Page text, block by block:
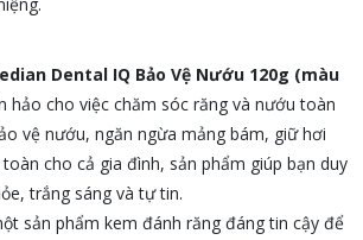
Dental IQ Bảo Vệ Nướu 120g (màu
hảo cho việc chăm sóc răng và nướu toàn
vệ nướu, ngăn ngừa mảng bám, giữ hơi
cho cả gia đình, sản phẩm giúp bạn duy
trắng sáng và tự tin.
sản phẩm kem đánh răng đáng tin cậy để